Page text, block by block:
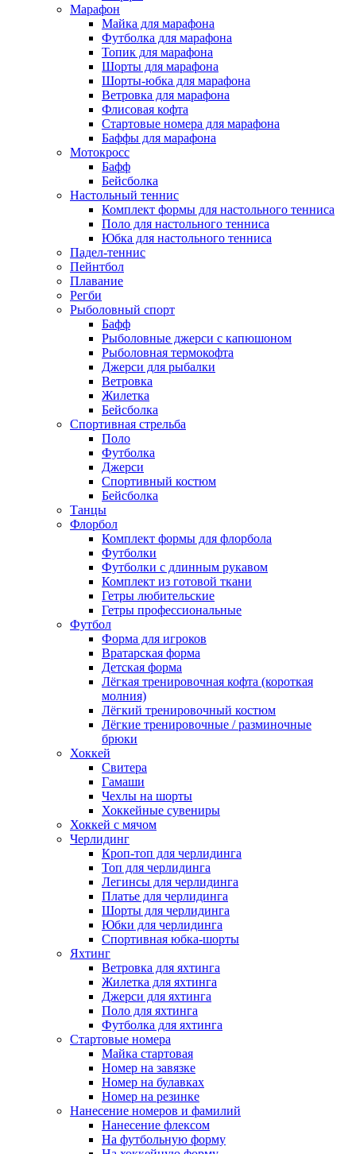
Марафон
Майка для марафона
Футболка для марафона
Топик для марафона
Шорты для марафона
Шорты-юбка для марафона
Ветровка для марафона
Флисовая кофта
Стартовые номера для марафона
Баффы для марафона
Мотокросс
Бафф
Бейсболка
Настольный теннис
Комплект формы для настольного тенниса
Поло для настольного тенниса
Юбка для настольного тенниса
Падел-теннис
Пейнтбол
Плавание
Регби
Рыболовный спорт
Бафф
Рыболовные джерси с капюшоном
Рыболовная термокофта
Джерси для рыбалки
Ветровка
Жилетка
Бейсболка
Спортивная стрельба
Поло
Футболка
Джерси
Спортивный костюм
Бейсболка
Танцы
Флорбол
Комплект формы для флорбола
Футболки
Футболки с длинным рукавом
Комплект из готовой ткани
Гетры любительские
Гетры профессиональные
Футбол
Форма для игроков
Вратарская форма
Детская форма
Лёгкая тренировочная кофта (короткая
молния)
Лёгкий тренировочный костюм
Лёгкие тренировочные / разминочные
брюки
Хоккей
Свитера
Гамаши
Чехлы на шорты
Хоккейные сувениры
Хоккей с мячом
Черлидинг
Кроп-топ для черлидинга
Топ для черлидинга
Легинсы для черлидинга
Платье для черлидинга
Шорты для черлидинга
Юбки для черлидинга
Спортивная юбка-шорты
Яхтинг
Ветровка для яхтинга
Жилетка для яхтинга
Джерси для яхтинга
Поло для яхтинга
Футболка для яхтинга
Стартовые номера
Майка стартовая
Номер на завязке
Номер на булавках
Номер на резинке
Нанесение номеров и фамилий
Нанесение флексом
На футбольную форму